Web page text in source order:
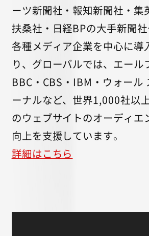
ーツ新聞社・報知新聞社・集
扶桑社・日経BPの大手新聞
各種メディア企業を中心に導
り、グローバルでは、エール
BBC・CBS・IBM・ウォール
ーナルなど、世界1,000社以
のウェブサイトのオーディエ
向上を支援しています。
詳細はこちら